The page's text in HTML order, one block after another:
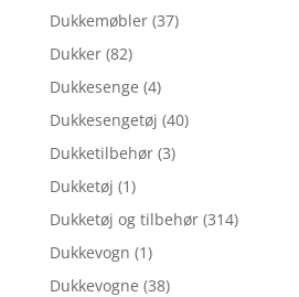
Dukkemøbler (37)
Dukker (82)
Dukkesenge (4)
Dukkesengetøj (40)
Dukketilbehør (3)
Dukketøj (1)
Dukketøj og tilbehør (314)
Dukkevogn (1)
Dukkevogne (38)